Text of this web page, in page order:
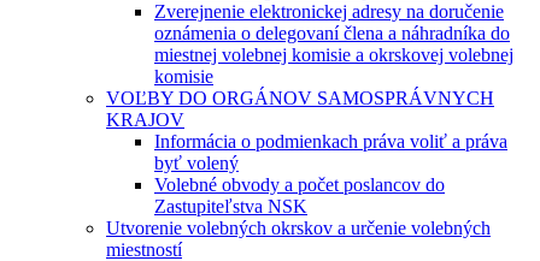
Zverejnenie elektronickej adresy na doručenie
oznámenia o delegovaní člena a náhradníka do
miestnej volebnej komisie a okrskovej volebnej
komisie
VOĽBY DO ORGÁNOV SAMOSPRÁVNYCH
KRAJOV
Informácia o podmienkach práva voliť a práva
byť volený
Volebné obvody a počet poslancov do
Zastupiteľstva NSK
Utvorenie volebných okrskov a určenie volebných
miestností